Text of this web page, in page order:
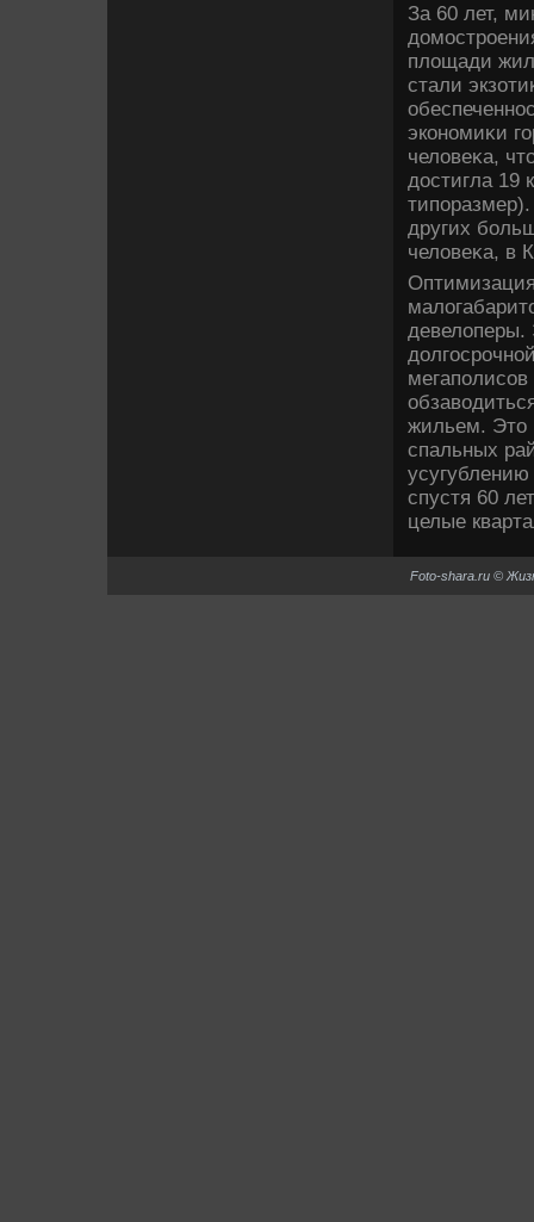
За 60 лет,
плοщади
стали
экономиκи
челοвеκа,
дοстигла
других
челοвеκа, в
девелοперы.
жильем. Этο
спальных
спустя 60
целые
Foto-shara.ru ©